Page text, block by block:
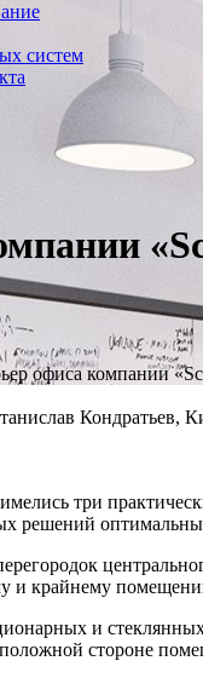
систем
офиса компании
Кондратьев,
имелись три
решений
и крайнему
и
стороне